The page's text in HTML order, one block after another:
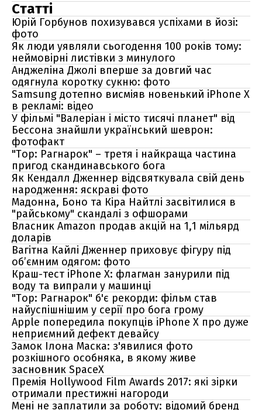
Статті
Юрій Горбунов похизувався успіхами в йозі:
фото
Як люди уявляли сьогодення 100 років тому:
неймовірні листівки з минулого
Анджеліна Джолі вперше за довгий час
одягнула коротку сукню: фото
Samsung дотепно висміяв новенький iPhone X
в рекламі: відео
У фільмі "Валеріан і місто тисячі планет" від
Бессона знайшли український шеврон:
фотофакт
"Тор: Рагнарок" – третя і найкраща частина
пригод скандинавського бога
Як Кендалл Дженнер відсвяткувала свій день
народження: яскраві фото
Мадонна, Боно та Кіра Найтлі засвітилися в
"райському" скандалі з офшорами
Власник Amazon продав акцій на 1,1 мільярд
доларів
Вагітна Кайлі Дженнер приховує фігуру під
об’ємним одягом: фото
Краш-тест iPhone X: флагман занурили під
воду та випрали у машинці
"Тор: Рагнарок" б'є рекорди: фільм став
найуспішнішим у серії про бога грому
Apple попередила покупців iPhone X про дуже
неприємний дефект девайсу
Замок Ілона Маска: з'явилися фото
розкішного особняка, в якому живе
засновник SpaceX
Премія Hollywood Film Awards 2017: які зірки
отримали престижні нагороди
Мені не заплатили за роботу: відомий бренд